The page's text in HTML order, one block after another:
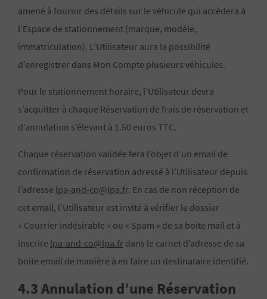
amené à fournir des détails sur le véhicule qui accèdera à
l’Espace de stationnement (marque, modèle,
immatriculation). L’Utilisateur aura la possibilité
d’enregistrer dans Mon Compte plusieurs véhicules.
Pour le stationnement horaire, l’Utilisateur devra
s’acquitter à chaque Réservation de frais de réservation et
d’annulation s’élevant à 1.50 euros TTC.
Chaque réservation validée fera l’objet d’un email de
confirmation de réservation adressé à l’Utilisateur depuis
l’adresse lpa-and-co@lpa.fr. En cas de non réception de
cet email, l’Utilisateur est invité à vérifier le dossier
« Courrier indésirable » ou « Spam » de sa boite mail et à
inscrire lpa-and-co@lpa.frdans le carnet d’adresse de sa
boite email de manière à en faire un destinataire identifié.
4.3 Annulation d’une Réservation